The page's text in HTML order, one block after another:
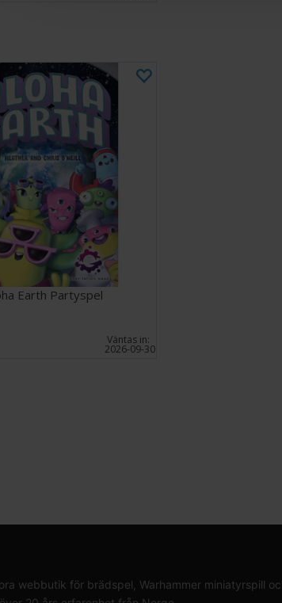
Earth Partyspel
Väntas in:
2026-09-30
webbutik för brädspel, Warhammer miniatyrspill